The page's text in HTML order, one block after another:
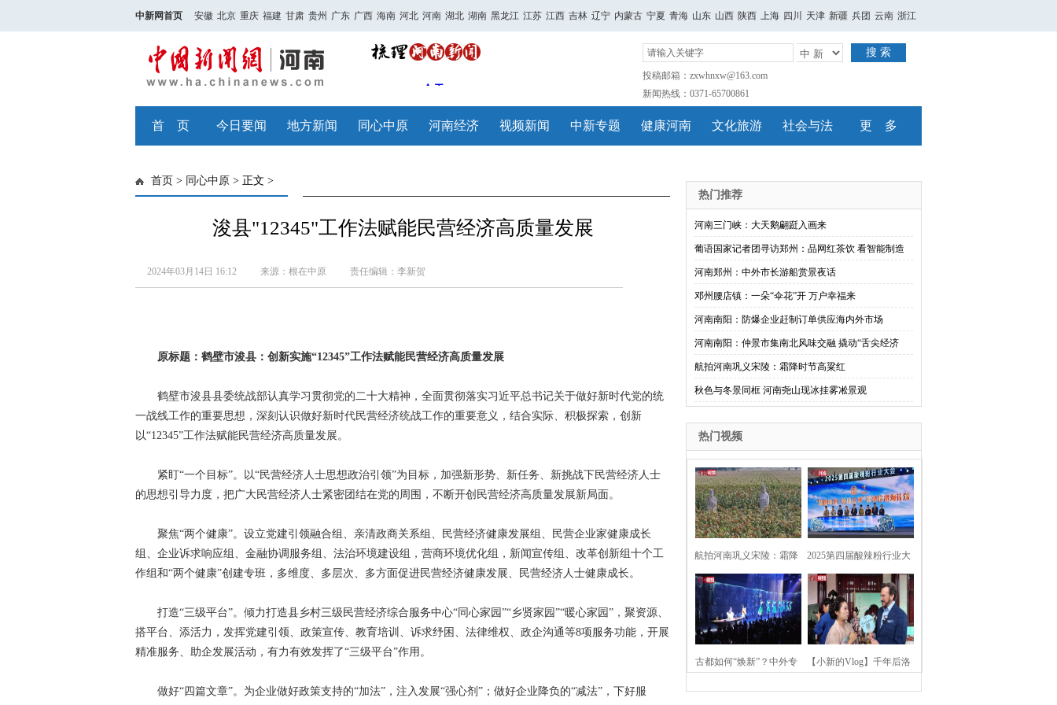
中新网首页 安徽 北京 重庆 福建 甘肃 贵州 广东 广西 海南 河北 河南 湖北 湖南 黑龙江 江苏 江西 吉林 辽宁 内蒙古 宁夏 青海 山东 山西 陕西 上海 四川 天津 新疆 兵团 云南 浙江
搜 索
投稿邮箱：zxwhnxw@163.com
新闻热线：0371-65700861
首 页 今日要闻 地方新闻 同心中原 河南经济 视频新闻 中新专题 健康河南 文化旅游 社会与法 更 多
首页 > 同心中原 > 正文 >
浚县"12345"工作法赋能民营经济高质量发展
2024年03月14日 16:12 来源：根在中原 责任编辑：李新贺
原标题：鹤壁市浚县：创新实施“12345”工作法赋能民营经济高质量发展
鹤壁市浚县县委统战部认真学习贯彻党的二十大精神，全面贯彻落实习近平总书记关于做好新时代党的统
一战线工作的重要思想，深刻认识做好新时代民营经济统战工作的重要意义，结合实际、积极探索，创新
以“12345”工作法赋能民营经济高质量发展。
紧盯“一个目标”。以“民营经济人士思想政治引领”为目标，加强新形势、新任务、新挑战下民营经济人士
的思想引导力度，把广大民营经济人士紧密团结在党的周围，不断开创民营经济高质量发展新局面。
聚焦“两个健康”。设立党建引领融合组、亲清政商关系组、民营经济健康发展组、民营企业家健康成长
组、企业诉求响应组、金融协调服务组、法治环境建设组，营商环境优化组，新闻宣传组、改革创新组十个工
作组和“两个健康”创建专班，多维度、多层次、多方面促进民营经济健康发展、民营经济人士健康成长。
打造“三级平台”。倾力打造县乡村三级民营经济综合服务中心“同心家园”“乡贤家园”“暖心家园”，聚资源、
搭平台、添活力，发挥党建引领、政策宣传、教育培训、诉求纾困、法律维权、政企沟通等8项服务功能，开展
精准服务、助企发展活动，有力有效发挥了“三级平台”作用。
做好“四篇文章”。为企业做好政策支持的“加法”，注入发展“强心剂”；做好企业降负的“减法”，下好服
热门推荐
河南三门峡：大天鹅翩跹入画来
葡语国家记者团寻访郑州：品网红茶饮 看智能制造
河南郑州：中外市长游船赏景夜话
邓州腰店镇：一朵“伞花”开 万户幸福来
河南南阳：防爆企业赶制订单供应海内外市场
河南南阳：仲景市集南北风味交融 撬动“舌尖经济
航拍河南巩义宋陵：霜降时节高粱红
秋色与冬景同框 河南尧山现冰挂雾凇景观
热门视频
航拍河南巩义宋陵：霜降
时节高粱红
2025第四届酸辣粉行业大
会在河南开封举行
古都如何“焕新”？中外专 【小新的Vlog】千年后洛